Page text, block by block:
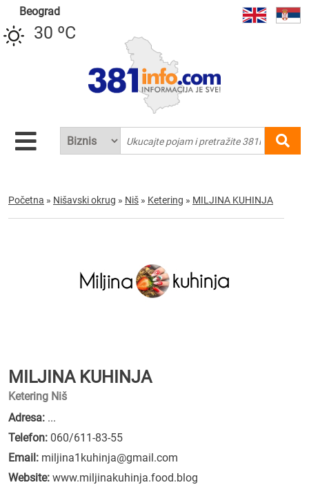
Beograd
30 ºC
Početna » Nišavski okrug » Niš » Ketering » MILJINA KUHINJA
MILJINA KUHINJA
Ketering Niš
Adresa: ...
Telefon: 060/611-83-55
Email: miljina1kuhinja@gmail.com
Website: www.miljinakuhinja.food.blog